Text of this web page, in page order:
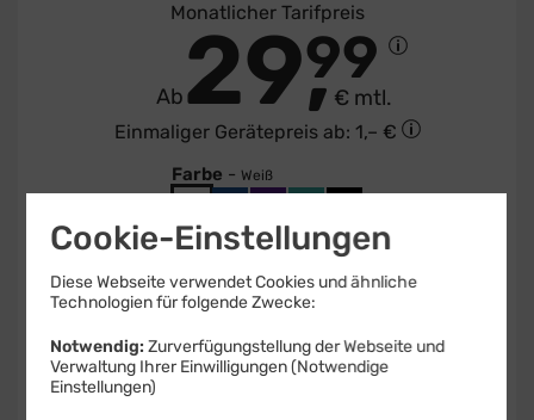
Monatlicher Tarifpreis
Ab2999
€ mtl.
Einmaliger Gerätepreis ab: 1,– €
Farbe - Weiß
Speicher-256 GB
256 GB 512 GB
Weiter
Cookie-Einstellungen
Diese Webseite verwendet Cookies und ähnliche
Technologien für folgende Zwecke:
Notwendig: Zurverfügungstellung der Webseite und
Verwaltung Ihrer Einwilligungen (Notwendige
Einstellungen)